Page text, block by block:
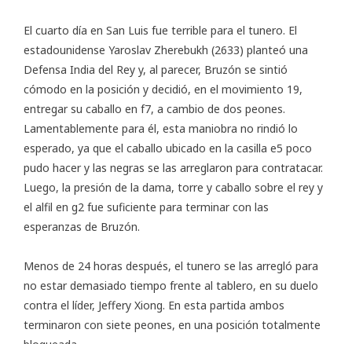
El cuarto día en San Luis fue terrible para el tunero. El
estadounidense Yaroslav Zherebukh (2633) planteó una
Defensa India del Rey y, al parecer, Bruzón se sintió
cómodo en la posición y decidió, en el movimiento 19,
entregar su caballo en f7, a cambio de dos peones.
Lamentablemente para él, esta maniobra no rindió lo
esperado, ya que el caballo ubicado en la casilla e5 poco
pudo hacer y las negras se las arreglaron para contratacar.
Luego, la presión de la dama, torre y caballo sobre el rey y
el alfil en g2 fue suficiente para terminar con las
esperanzas de Bruzón.
Menos de 24 horas después, el tunero se las arregló para
no estar demasiado tiempo frente al tablero, en su duelo
contra el líder, Jeffery Xiong. En esta partida ambos
terminaron con siete peones, en una posición totalmente